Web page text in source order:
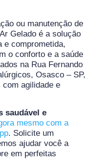
ou manutenção de
Gelado é a solução
e comprometida,
o conforto e a saúde
na Rua Fernando
Osasco – SP,
agilidade e
saudável e
mesmo com a
. Solicite um
ajudar você a
em perfeitas